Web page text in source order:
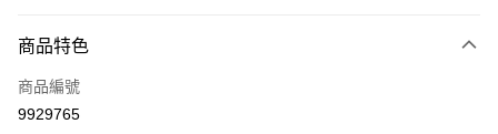
超商取貨付款
LINE Pay
商品特色
商品編號
9929765